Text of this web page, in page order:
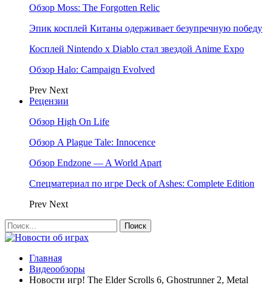
Обзор Moss: The Forgotten Relic
Эпик косплей Китаны одерживает безупречную победу
Косплей Nintendo x Diablo стал звездой Anime Expo
Обзор Halo: Campaign Evolved
Prev Next
Рецензии
Обзор High On Life
Обзор A Plague Tale: Innocence
Обзор Endzone — A World Apart
Спецматериал по игре Deck of Ashes: Complete Edition
Prev Next
Главная
Видеообзоры
Новости игр! The Elder Scrolls 6, Ghostrunner 2, Metal